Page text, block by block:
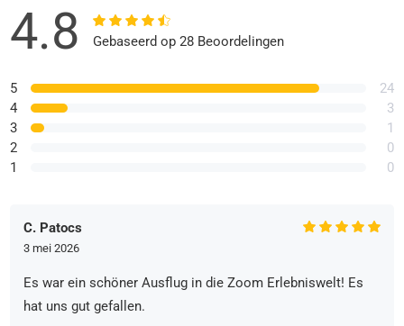
4.8 Gebaseerd op 28 Beoordelingen
5
4
3
2
1
24
3
1
0
0
C. Patocs
3 mei 2026
Es war ein schöner Ausflug in die Zoom Erlebniswelt! Es
hat uns gut gefallen.